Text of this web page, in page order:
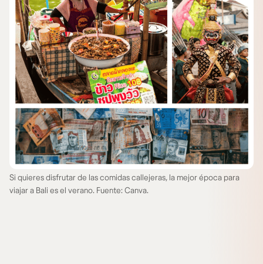
Si quieres disfrutar de las comidas callejeras, la mejor época para
viajar a Bali es el verano. Fuente: Canva.